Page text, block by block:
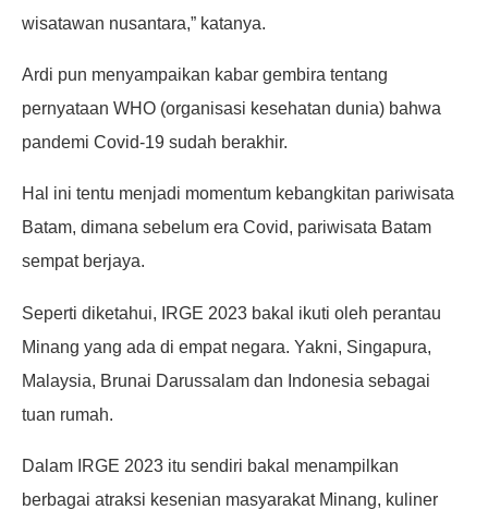
wisatawan nusantara,” katanya.
Ardi pun menyampaikan kabar gembira tentang
pernyataan WHO (organisasi kesehatan dunia) bahwa
pandemi Covid-19 sudah berakhir.
Hal ini tentu menjadi momentum kebangkitan pariwisata
Batam, dimana sebelum era Covid, pariwisata Batam
sempat berjaya.
Seperti diketahui, IRGE 2023 bakal ikuti oleh perantau
Minang yang ada di empat negara. Yakni, Singapura,
Malaysia, Brunai Darussalam dan Indonesia sebagai
tuan rumah.
Dalam IRGE 2023 itu sendiri bakal menampilkan
berbagai atraksi kesenian masyarakat Minang, kuliner